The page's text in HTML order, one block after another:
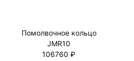
Помолвочное кольцо
JMR10
106760 ₽